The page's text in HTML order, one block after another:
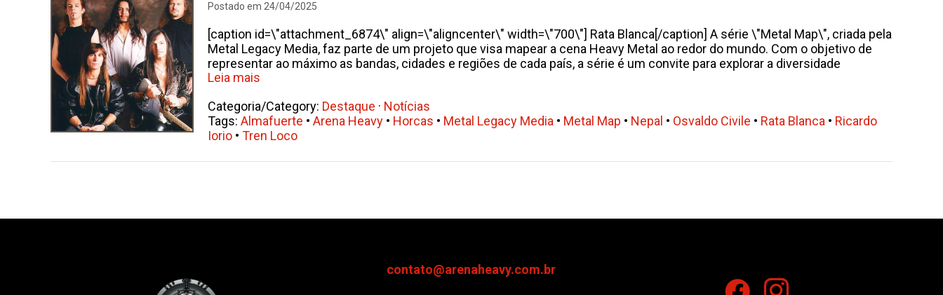
Postado em 24/04/2025
[caption id=\"attachment_6874\" align=\"aligncenter\" width=\"700\"] Rata Blanca[/caption] A série \"Metal Map\", criada pela
Metal Legacy Media, faz parte de um projeto que visa mapear a cena Heavy Metal ao redor do mundo. Com o objetivo de
representar ao máximo as bandas, cidades e regiões de cada país, a série é um convite para explorar a diversidade
Leia mais
Categoria/Category: Destaque · Notícias
Tags: Almafuerte • Arena Heavy • Horcas • Metal Legacy Media • Metal Map • Nepal • Osvaldo Civile • Rata Blanca • Ricardo
Iorio • Tren Loco
contato@arenaheavy.com.br